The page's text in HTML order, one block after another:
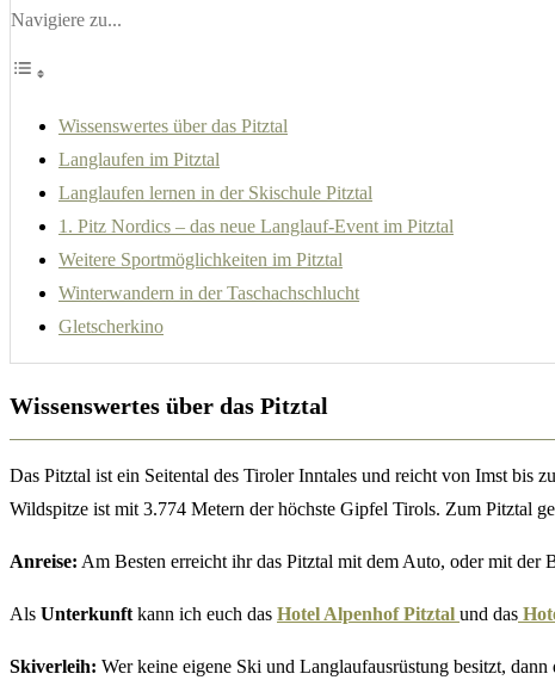
Navigiere zu...
Wissenswertes über das Pitztal
Langlaufen im Pitztal
Langlaufen lernen in der Skischule Pitztal
1. Pitz Nordics – das neue Langlauf-Event im Pitztal
Weitere Sportmöglichkeiten im Pitztal
Winterwandern in der Taschachschlucht
Gletscherkino
Wissenswertes über das Pitztal
Das Pitztal ist ein Seitental des Tiroler Inntales und reicht von Imst bis
Wildspitze ist mit 3.774 Metern der höchste Gipfel Tirols. Zum Pitztal
Anreise: Am Besten erreicht ihr das Pitztal mit dem Auto, oder mit der
Als Unterkunft kann ich euch das Hotel Alpenhof Pitztal und das
Skiverleih: Wer keine eigene Ski und Langlaufausrüstung besitzt, dann